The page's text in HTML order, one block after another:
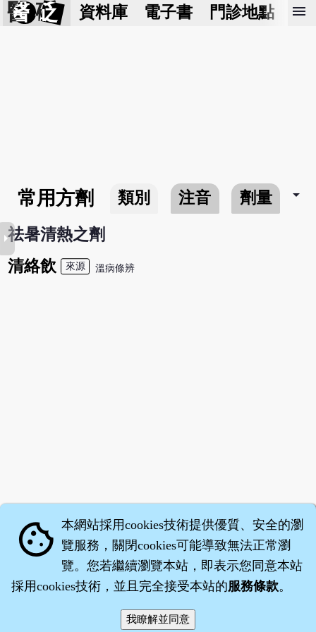
醫 砭 資料庫 電子書 門診地點 預
menu
常用方劑 類別 注音 劑量 arrow_drop_down
祛暑清熱之劑
清絡飲
來源 溫病條辨
‧沈藥子©2008～2026
cookie 本網站採用cookies技術提供優質、安全的瀏
覽服務，關閉cookies可能導致無法正常瀏
覽。您若繼續瀏覽本站，即表示您同意本站
採用cookies技術，並且完全接受本站的服務條款。